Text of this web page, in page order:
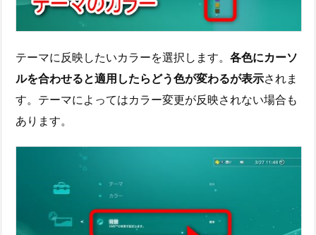
テーマに反映したいカラーを選択します。 各色にカーソ
ルを合わせると適用したらどう色が変わるが表示されま
す。テーマによってはカラー変更が反映されない場合も
あります。